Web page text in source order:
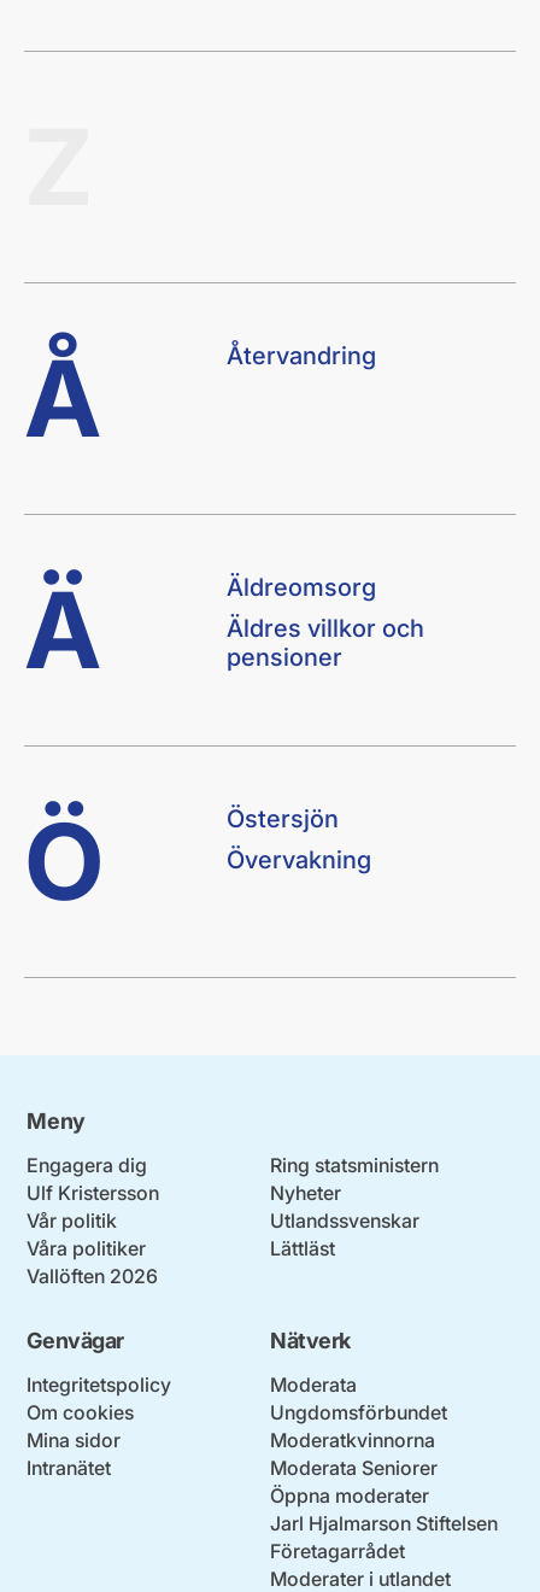
Å
Återvandring
Ä
Äldreomsorg
Äldres villkor och
pensioner
Ö
Östersjön
Övervakning
Meny
Engagera dig
Ulf Kristersson
Vår politik
Våra politiker
Vallöften 2026
Ring statsministern
Nyheter
Utlandssvenskar
Lättläst
Genvägar
Integritetspolicy
Om cookies
Mina sidor
Intranätet
Nätverk
Moderata
Ungdomsförbundet
Moderatkvinnorna
Moderata Seniorer
Öppna moderater
Jarl Hjalmarson Stiftelsen
Företagarrådet
Moderater i utlandet